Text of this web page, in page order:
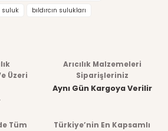
suluk
bıldırcın sulukları
Üzeri
Arıcılık Malzemeleri
Siparişleriniz
Aynı Gün Kargoya Verilir
Tüm
Türkiye’nin En Kapsamlı